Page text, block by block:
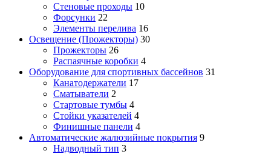
Стеновые проходы 10
Форсунки 22
Элементы перелива 16
Освещение (Прожекторы) 30
Прожекторы 26
Распаячные коробки 4
Оборудование для спортивных бассейнов 31
Канатодержатели 17
Сматыватели 2
Стартовые тумбы 4
Стойки указателей 4
Финишные панели 4
Автоматические жалюзийные покрытия 9
Надводный тип 3